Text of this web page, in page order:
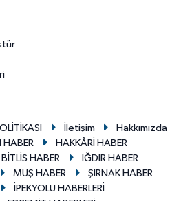
İletişim
Hakkımızda
HABER
HAKKÂRİ HABER
BİTLİS HABER
IĞDIR HABER
MUŞ HABER
ŞIRNAK HABER
İPEKYOLU HABERLERİ